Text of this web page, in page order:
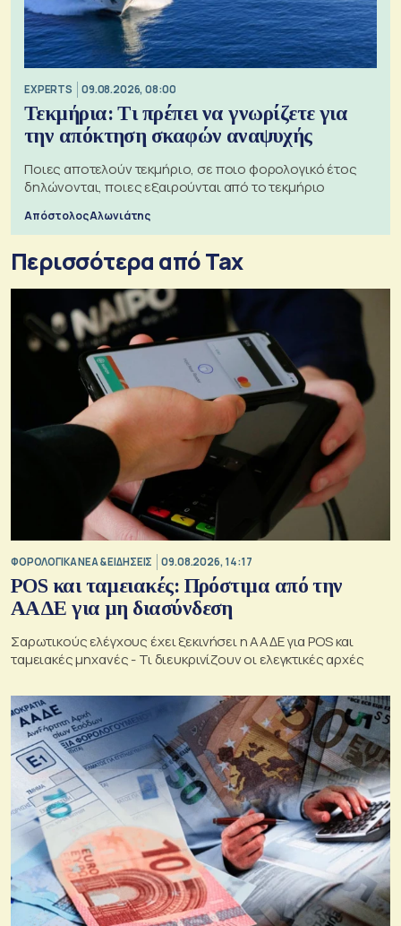
EXPERTS 09.08.2026, 08:00
Τεκμήρια: Τι πρέπει να γνωρίζετε για
την απόκτηση σκαφών αναψυχής
Ποιες αποτελούν τεκμήριο, σε ποιο φορολογικό έτος
δηλώνονται, ποιες εξαιρούνται από το τεκμήριο
Απόστολος Αλωνιάτης
Περισσότερα από Tax
ΦΟΡΟΛΟΓΙΚΑ ΝΕΑ & EΙΔΗΣΕΙΣ 09.08.2026, 14:17
POS και ταμειακές: Πρόστιμα από την
ΑΑΔΕ για μη διασύνδεση
Σαρωτικούς ελέγχους έχει ξεκινήσει η ΑΑΔΕ για POS και
ταμειακές μηχανές - Τι διευκρινίζουν οι ελεγκτικές αρχές